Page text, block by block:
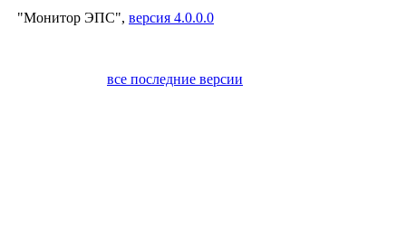
"Монитор ЭПС", версия 4.0.0.0
все последние версии